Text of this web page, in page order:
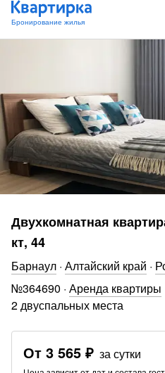
Двухкомнатная
кт, 44
Барнаул · Алтайский край ·
№364690 · Аренда квартиры
2 двуспальных места
От 3 565 ₽ за сутки